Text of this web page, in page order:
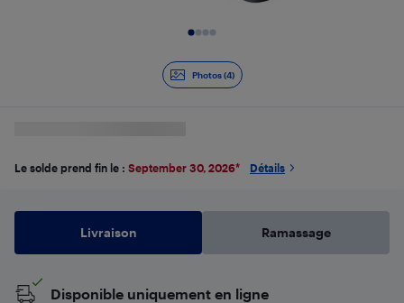
Photos (4)
Le solde prend fin le : September 30, 2026* Détails
Livraison Ramassage
Disponible uniquement en ligne